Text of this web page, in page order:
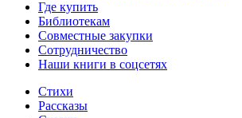
Где купить
Библиотекам
Совместные закупки
Сотрудничество
Наши книги в соцсетях
Стихи
Рассказы